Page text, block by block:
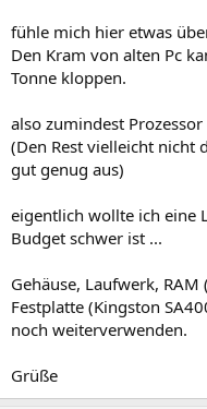
fühle mich hier etwas
Den Kram von alten Pc
Tonne kloppen.
also zumindest
(Den Rest vielleicht nicht
gut genug aus)
eigentlich wollte ich eine
Budget schwer ist ...
Gehäuse, Laufwerk,
Festplatte (Kingston
noch weiterverwenden.
Grüße